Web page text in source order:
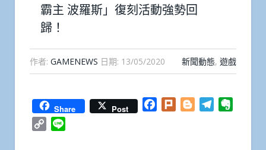
霸主 波羅斯」復刻活動強勢回
歸！
作者: GAMENEWS 日期: 13/05/2020 新聞動態, 遊戲
Share Post Facebook
Plurk BloggerTelegram
Copy